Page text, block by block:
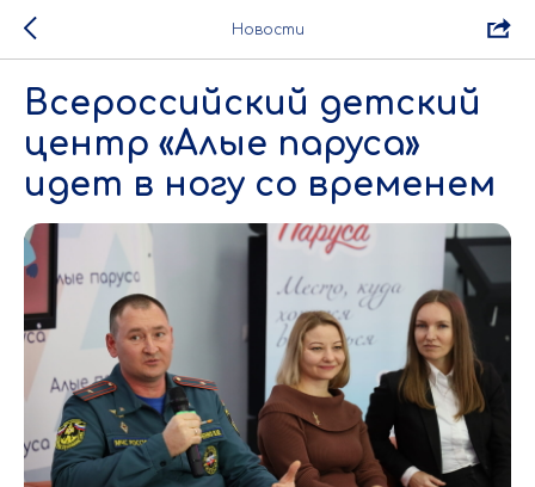
Новости
Всероссийский детский
центр «Алые паруса»
идет в ногу со временем